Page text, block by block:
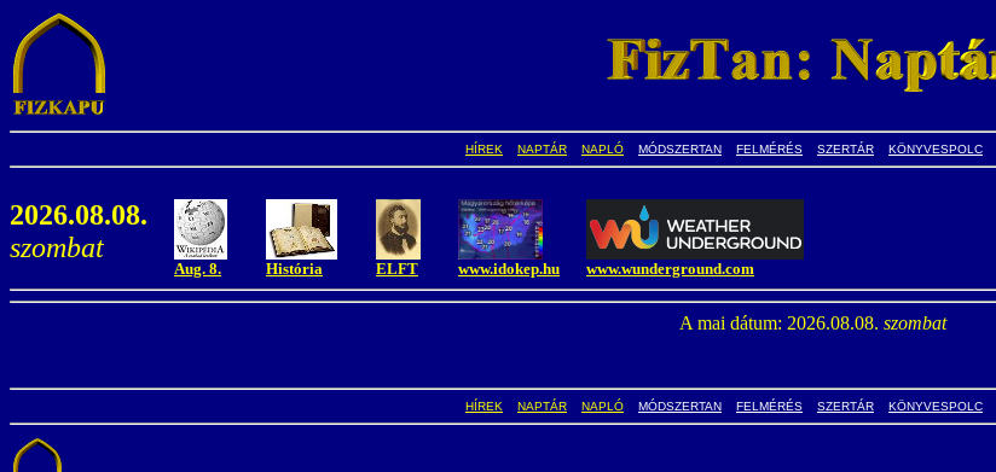
HÍREK NAPTÁR NAPLÓ MÓDSZERTAN FELMÉRÉS SZERTÁR KÖNYVESPOLC
2026.08.08.
szombat
Aug. 8. História ELFT www.idokep.hu www.wunderground.com
A mai dátum: 2026.08.08. szombat
HÍREK NAPTÁR NAPLÓ MÓDSZERTAN FELMÉRÉS SZERTÁR KÖNYVESPOLC